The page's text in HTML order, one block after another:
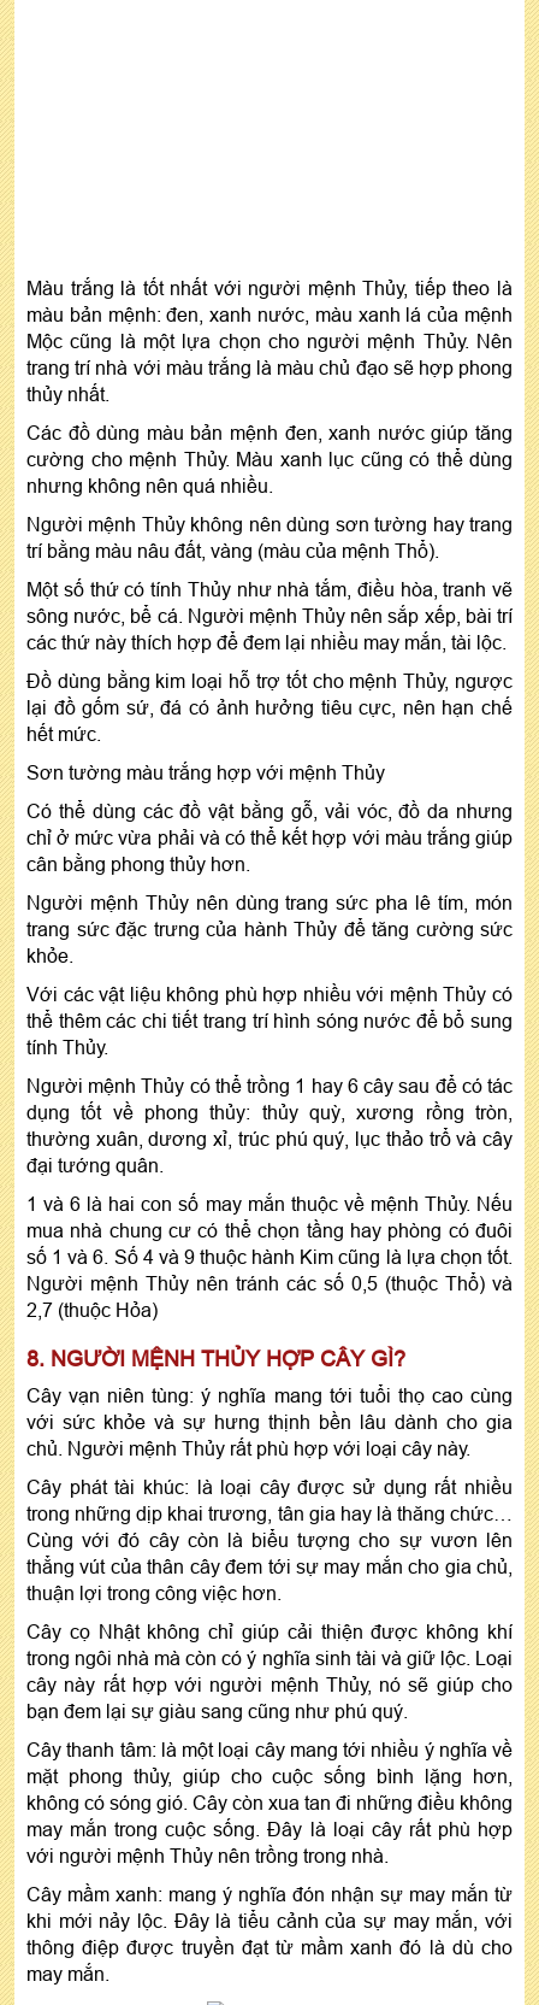
Màu trắng là tốt nhất với người mệnh Thủy, tiếp theo là
màu bản mệnh: đen, xanh nước, màu xanh lá của mệnh
Mộc cũng là một lựa chọn cho người mệnh Thủy. Nên
trang trí nhà với màu trắng là màu chủ đạo sẽ hợp phong
thủy nhất.
Các đồ dùng màu bản mệnh đen, xanh nước giúp tăng
cường cho mệnh Thủy. Màu xanh lục cũng có thể dùng
nhưng không nên quá nhiều.
Người mệnh Thủy không nên dùng sơn tường hay trang
trí bằng màu nâu đất, vàng (màu của mệnh Thổ).
Một số thứ có tính Thủy như nhà tắm, điều hòa, tranh vẽ
sông nước, bể cá. Người mệnh Thủy nên sắp xếp, bài trí
các thứ này thích hợp để đem lại nhiều may mắn, tài lộc.
Đồ dùng bằng kim loại hỗ trợ tốt cho mệnh Thủy, ngược
lại đồ gốm sứ, đá có ảnh hưởng tiêu cực, nên hạn chế
hết mức.
Sơn tường màu trắng hợp với mệnh Thủy
Có thể dùng các đồ vật bằng gỗ, vải vóc, đồ da nhưng
chỉ ở mức vừa phải và có thể kết hợp với màu trắng giúp
cân bằng phong thủy hơn.
Người mệnh Thủy nên dùng trang sức pha lê tím, món
trang sức đặc trưng của hành Thủy để tăng cường sức
khỏe.
Với các vật liệu không phù hợp nhiều với mệnh Thủy có
thể thêm các chi tiết trang trí hình sóng nước để bổ sung
tính Thủy.
Người mệnh Thủy có thể trồng 1 hay 6 cây sau để có tác
dụng tốt về phong thủy: thủy quỳ, xương rồng tròn,
thường xuân, dương xỉ, trúc phú quý, lục thảo trổ và cây
đại tướng quân.
1 và 6 là hai con số may mắn thuộc về mệnh Thủy. Nếu
mua nhà chung cư có thể chọn tầng hay phòng có đuôi
số 1 và 6. Số 4 và 9 thuộc hành Kim cũng là lựa chọn tốt.
Người mệnh Thủy nên tránh các số 0,5 (thuộc Thổ) và
2,7 (thuộc Hỏa)
8. NGƯỜI MỆNH THỦY HỢP CÂY GÌ?
Cây vạn niên tùng: ý nghĩa mang tới tuổi thọ cao cùng
với sức khỏe và sự hưng thịnh bền lâu dành cho gia
chủ. Người mệnh Thủy rất phù hợp với loại cây này.
Cây phát tài khúc: là loại cây được sử dụng rất nhiều
trong những dịp khai trương, tân gia hay là thăng chức…
Cùng với đó cây còn là biểu tượng cho sự vươn lên
thẳng vút của thân cây đem tới sự may mắn cho gia chủ,
thuận lợi trong công việc hơn.
Cây cọ Nhật không chỉ giúp cải thiện được không khí
trong ngôi nhà mà còn có ý nghĩa sinh tài và giữ lộc. Loại
cây này rất hợp với người mệnh Thủy, nó sẽ giúp cho
bạn đem lại sự giàu sang cũng như phú quý.
Cây thanh tâm: là một loại cây mang tới nhiều ý nghĩa về
mặt phong thủy, giúp cho cuộc sống bình lặng hơn,
không có sóng gió. Cây còn xua tan đi những điều không
may mắn trong cuộc sống. Đây là loại cây rất phù hợp
với người mệnh Thủy nên trồng trong nhà.
Cây mầm xanh: mang ý nghĩa đón nhận sự may mắn từ
khi mới nảy lộc. Đây là tiểu cảnh của sự may mắn, với
thông điệp được truyền đạt từ mầm xanh đó là dù cho
may mắn.